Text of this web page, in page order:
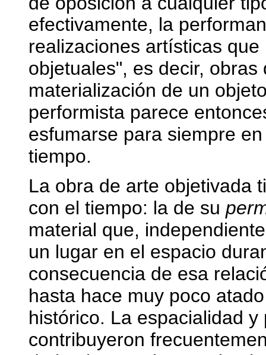
efectivamente, la
realizaciones artísticas
objetuales", es decir,
materialización de un
performista parece
esfumarse para siempre
tiempo.
La obra de arte objetivada
con el tiempo: la de su
material que,
un lugar en el espacio
consecuencia de esa
hasta hace muy poco
histórico. La espacialidad
contribuyeron